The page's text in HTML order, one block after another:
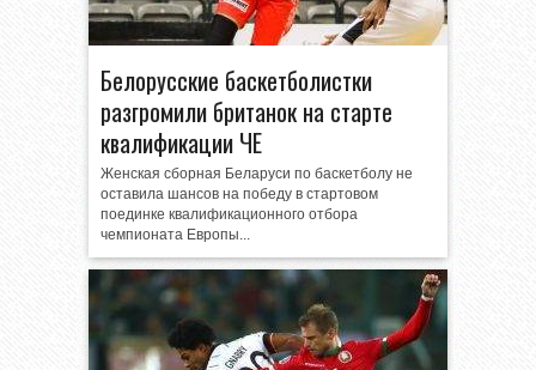
Белорусские баскетболистки
разгромили британок на старте
квалификации ЧЕ
Женская сборная Беларуси по баскетболу не
оставила шансов на победу в стартовом
поединке квалификационного отбора
чемпионата Европы...